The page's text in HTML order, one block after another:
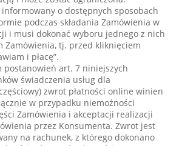
o dostępnych sposobach
podczas składania Zamówienia w
i musi dokonać wyboru jednego z nich
Zamówienia, tj. przed kliknięciem
i płacę”.
postanowień art. 7 niniejszych
świadczenia usług dla
zwrot płatności online winien
w przypadku niemożności
Zamówienia i akceptacji realizacji
przez Konsumenta. Zwrot jest
na rachunek, z którego dokonano